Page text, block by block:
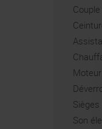
Son